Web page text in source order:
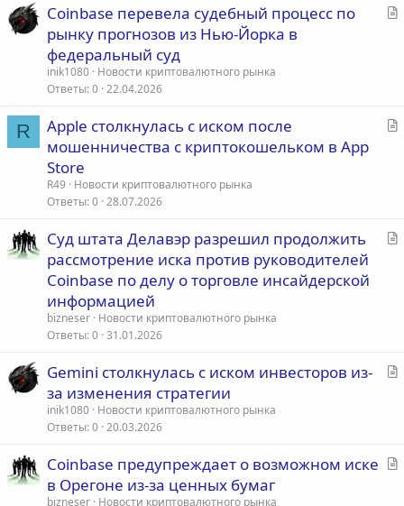
С
Coinbase перевела судебный процесс по
рынку прогнозов из Нью-Йорка в
федеральный суд
inik1080 Новости криптовалютного рынка
Ответы 0 22.04.2026
R
С
Apple столкнулась с иском после
мошенничества с криптокошельком в App
Store
R49
Новости криптовалютного рынка
Ответы 0 28.07.2026
С
Суд штата Делавэр разрешил продолжить
рассмотрение иска против руководителей
Coinbase по делу о торговле инсайдерской
информацией
bizneser Новости криптовалютного рынка
Ответы 0 31.01.2026
С
я
Gemini столкнулась с иском инвесторов из-
за изменения стратегии
inik1080 Новости криптовалютного рынка
Ответы 0 20.03.2026
С
Coinbase предупреждает о возможном иске
в Орегоне из-за ценных бумаг
bizneser Новости криптовалютного рынка